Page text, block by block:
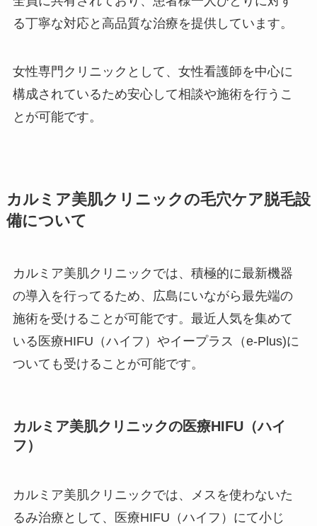
る丁寧な対応と高品質な治療を提供しています。
女性専門クリニックとして、女性看護師を中心に
構成されているため安心して相談や施術を行うこ
とが可能です。
カルミア美肌クリニックの毛穴ケア脱毛設
備について
カルミア美肌クリニックでは、積極的に最新機器
の導入を行ってるため、広島にいながら最先端の
施術を受けることが可能です。最近人気を集めて
いる医療HIFU（ハイフ）やイープラス（e-Plus)に
ついても受けることが可能です。
カルミア美肌クリニックの医療HIFU（ハイ
フ）
カルミア美肌クリニックでは、メスを使わないた
るみ治療として、医療HIFU（ハイフ）にて小じ